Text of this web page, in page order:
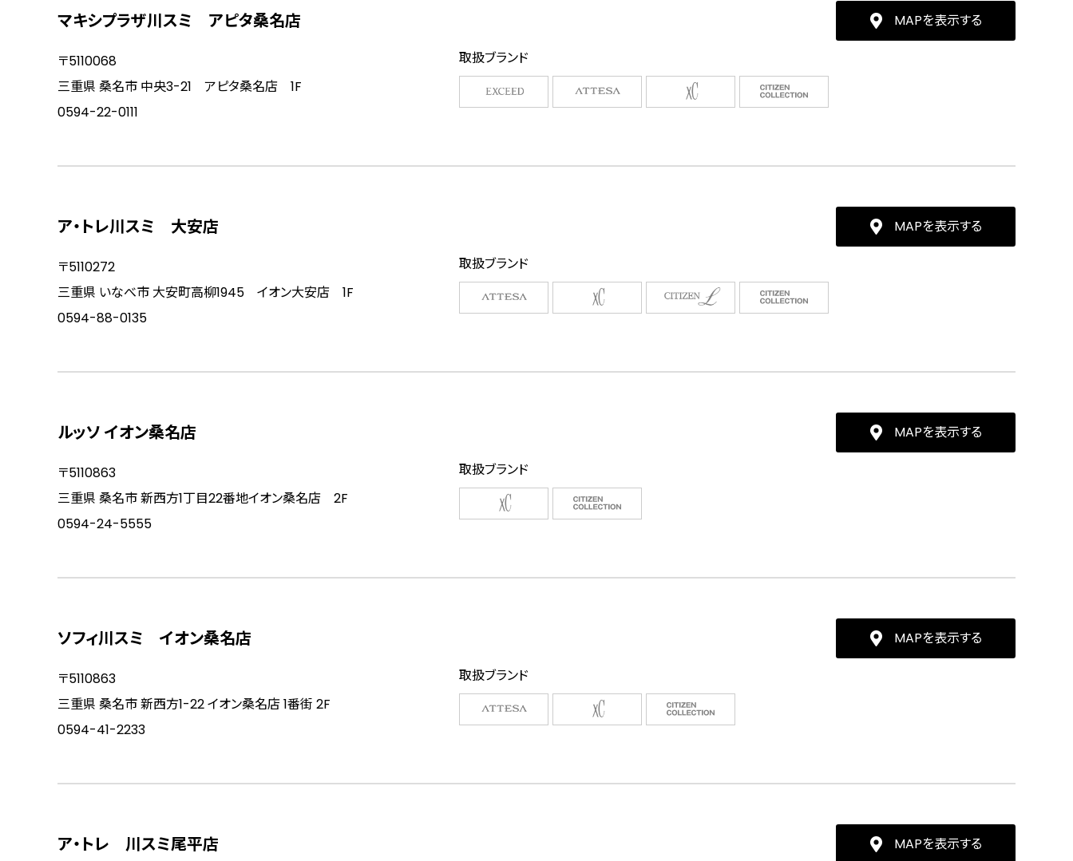
マキシプラザ川スミ アピタ桑名店 MAPを表示する
〒5110068
三重県 桑名市 中央3-21 アピタ桑名店 1F
0594-22-0111
取扱ブランド
ア・トレ川スミ 大安店 MAPを表示する
〒5110272
三重県 いなべ市 大安町高柳1945 イオン大安店 1F
0594-88-0135
取扱ブランド
ルッソ イオン桑名店 MAPを表示する
〒5110863
三重県 桑名市 新西方1丁目22番地イオン桑名店 2F
0594-24-5555
取扱ブランド
ソフィ川スミ イオン桑名店 MAPを表示する
〒5110863
三重県 桑名市 新西方1-22 イオン桑名店 1番街 2F
0594-41-2233
取扱ブランド
ア・トレ 川スミ尾平店 MAPを表示する